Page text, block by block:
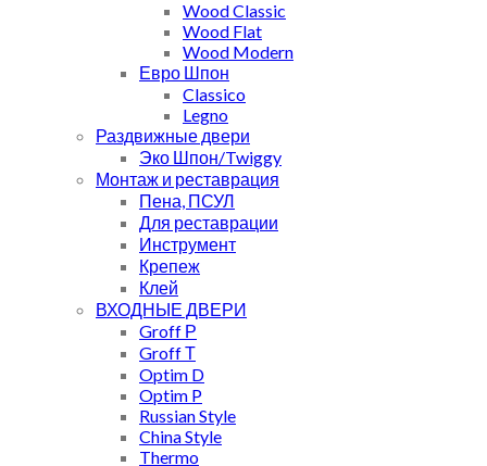
Wood Classic
Wood Flat
Wood Modern
Евро Шпон
Classico
Legno
Раздвижные двери
Эко Шпон/Twiggy
Монтаж и реставрация
Пена, ПСУЛ
Для реставрации
Инструмент
Крепеж
Клей
ВХОДНЫЕ ДВЕРИ
Groff Р
Groff Т
Optim D
Optim P
Russian Style
China Style
Thermo